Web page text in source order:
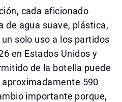
cada aficionado
de agua suave, plástica,
solo uso a los partidos
en Estados Unidos y
de la botella puede
590
importante porque,